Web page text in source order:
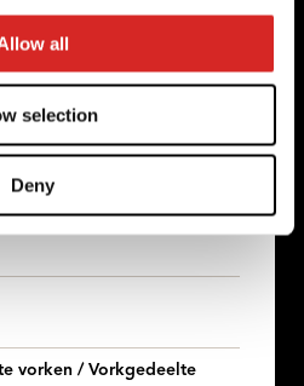
all
selection
Deny
vorken / Vorkgedeelte